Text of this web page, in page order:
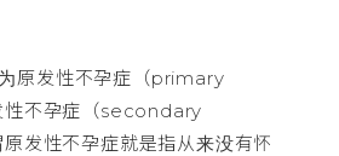
原发性不孕症（primary
不孕症（secondary
发性不孕症就是指从来没有怀